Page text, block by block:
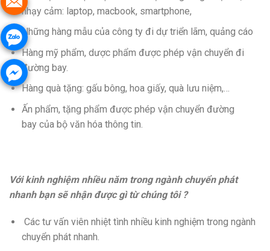
nhạy cảm: laptop, macbook, smartphone,
Những hàng mẫu của công ty đi dự triển lãm, quảng cáo
Hàng mỹ phẩm, dược phẩm được phép vận chuyển đi
đường bay.
Hàng quà tặng: gấu bông, hoa giấy, quà lưu niệm,…
Ấn phẩm, tặng phẩm được phép vận chuyển đường
bay của bộ văn hóa thông tin.
Với kinh nghiệm nhiều năm trong ngành chuyển phát
nhanh bạn sẽ nhận được gì từ chúng tôi ?
Các tư vấn viên nhiệt tình nhiều kinh nghiệm trong ngành
chuyển phát nhanh.